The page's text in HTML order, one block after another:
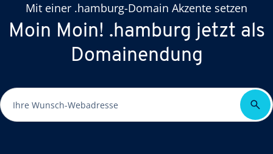
Mit einer .hamburg-Domain Akzente setzen
Moin Moin! .hamburg jetzt als
Domainendung